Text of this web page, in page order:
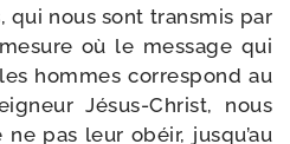
qui nous sont trans­mis par
où le mes­sage qui
hommes cor­res­pond au
Jésus-​Christ, nous
ne pas leur obéir, jusqu’au